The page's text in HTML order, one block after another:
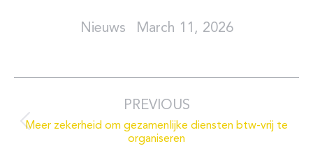
March 11, 2026
PREVIOUS
Previous
post:
Meer zekerheid om gezamenlijke diensten btw-vrij te
organiseren